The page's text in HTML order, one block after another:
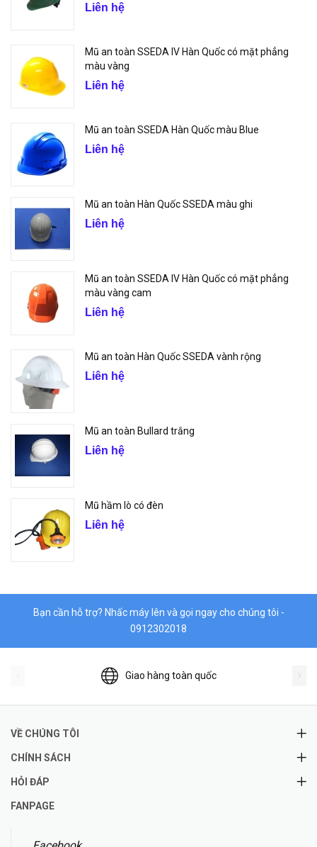
Liên hệ
Mũ an toàn SSEDA IV Hàn Quốc có mặt phẳng
màu vàng
Liên hệ
Mũ an toàn SSEDA Hàn Quốc màu Blue
Liên hệ
Mũ an toàn Hàn Quốc SSEDA màu ghi
Liên hệ
Mũ an toàn SSEDA IV Hàn Quốc có mặt phẳng
màu vàng cam
Liên hệ
Mũ an toàn Hàn Quốc SSEDA vành rộng
Liên hệ
Mũ an toàn Bullard trắng
Liên hệ
Mũ hầm lò có đèn
Liên hệ
Bạn cần hỗ trợ? Nhấc máy lên và gọi ngay cho chúng tôi -
0912302018
Giao hàng toàn quốc
VỀ CHÚNG TÔI
CHÍNH SÁCH
HỎI ĐÁP
FANPAGE